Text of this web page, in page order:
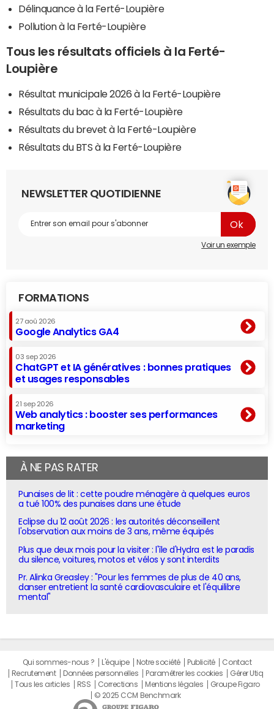
Délinquance à la Ferté-Loupière
Pollution à la Ferté-Loupière
Tous les résultats officiels à la Ferté-
Loupière
Résultat municipale 2026 à la Ferté-Loupière
Résultats du bac à la Ferté-Loupière
Résultats du brevet à la Ferté-Loupière
Résultats du BTS à la Ferté-Loupière
NEWSLETTER QUOTIDIENNE
Voir un exemple
FORMATIONS
27 aoû 2026
Google Analytics GA4
03 sep 2026
ChatGPT et IA génératives : bonnes pratiques
et usages responsables
21 sep 2026
Web analytics : booster ses performances
marketing
À NE PAS RATER
Punaises de lit : cette poudre ménagère à quelques euros
a tué 100% des punaises dans une étude
Eclipse du 12 août 2026 : les autorités déconseillent
l'observation aux moins de 3 ans, même équipés
Plus que deux mois pour la visiter : l'île d'Hydra est le paradis
du silence, voitures, motos et vélos y sont interdits
Pr. Alinka Greasley : "Pour les femmes de plus de 40 ans,
danser entretient la santé cardiovasculaire et l'équilibre
mental"
Qui sommes-nous ? L'équipe Notre société Publicité
Contact
Recrutement
Données personnelles Paramétrer les cookies
Gérer Utiq
Tous les articles
RSS Corrections Mentions légales
Groupe Figaro
© 2025 CCM Benchmark